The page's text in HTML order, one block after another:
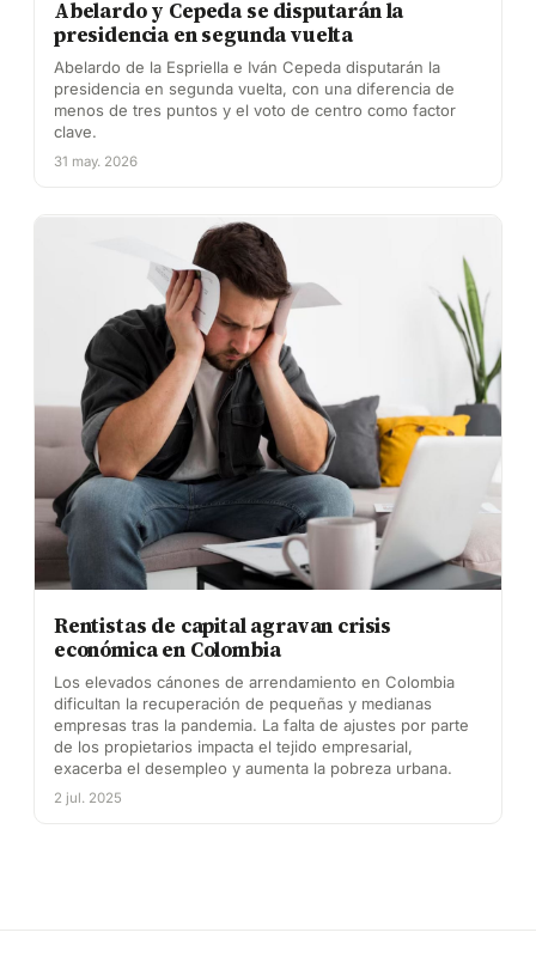
Abelardo y Cepeda se disputarán la
presidencia en segunda vuelta
Abelardo de la Espriella e Iván Cepeda disputarán la
presidencia en segunda vuelta, con una diferencia de
menos de tres puntos y el voto de centro como factor
clave.
31 may. 2026
Rentistas de capital agravan crisis
económica en Colombia
Los elevados cánones de arrendamiento en Colombia
dificultan la recuperación de pequeñas y medianas
empresas tras la pandemia. La falta de ajustes por parte
de los propietarios impacta el tejido empresarial,
exacerba el desempleo y aumenta la pobreza urbana.
2 jul. 2025